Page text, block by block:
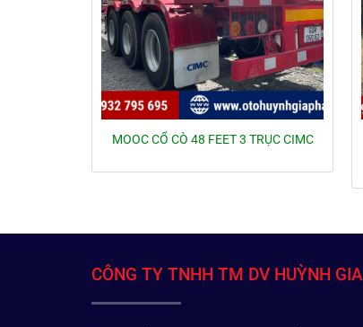
MOOC CỔ CÒ 48 FEET 3 TRỤC CIMC
CÔNG TY TNHH TM DV HUỲNH